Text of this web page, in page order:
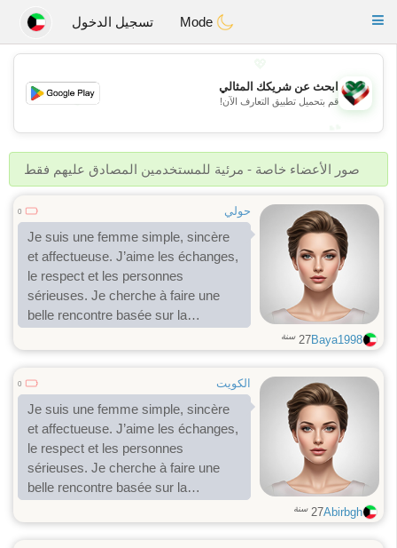
KuwaitChat
Toggle
تسجيل الدخول
💖
💕
ابحث عن شريكك المثالي
قم بتحميل تطبيق التعارف الآن!
صور الأعضاء خاصة - مرئية للمستخدمين المصادق عليهم فقط
حولي 0
Je suis une femme simple, sincère
et affectueuse. J’aime les échanges,
le respect et les personnes
sérieuses. Je cherche à faire une
belle rencontre basée sur la
Baya1998
27 سنة
الكويت 0
Je suis une femme simple, sincère
et affectueuse. J’aime les échanges,
le respect et les personnes
sérieuses. Je cherche à faire une
belle rencontre basée sur la
Abirbgh
27 سنة